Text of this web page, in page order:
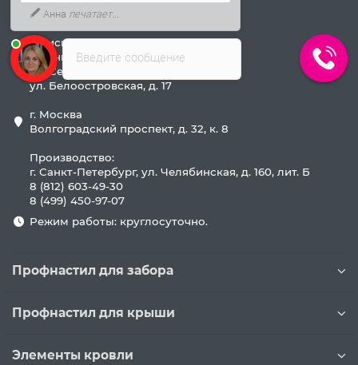
Наш адрес
Офисы продаж:
г. Санкт-Петербург
ул. Сердобольская, д. 65, лит А
ул. Белоостровская, д. 17
г. Москва
Волгоградский проспект, д. 32, к. 8
Производство:
г. Санкт-Петербург, ул. Челябинская, д. 160, лит. Б
8 (812) 603-49-30
8 (499) 450-97-07
Режим работы: круглосуточно.
Профнастил для забора
Профнастил для крыши
Элементы кровли
Введите сообщение
Анна печатает...